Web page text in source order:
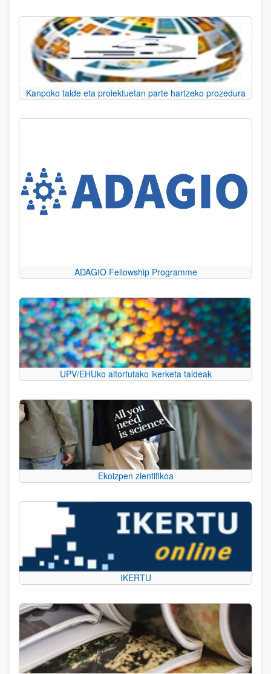
Kanpoko talde eta proiektuetan parte hartzeko prozedura
ADAGIO Fellowship Programme
UPV/EHUko aitortutako ikerketa taldeak
Ekoizpen zientifikoa
IKERTU